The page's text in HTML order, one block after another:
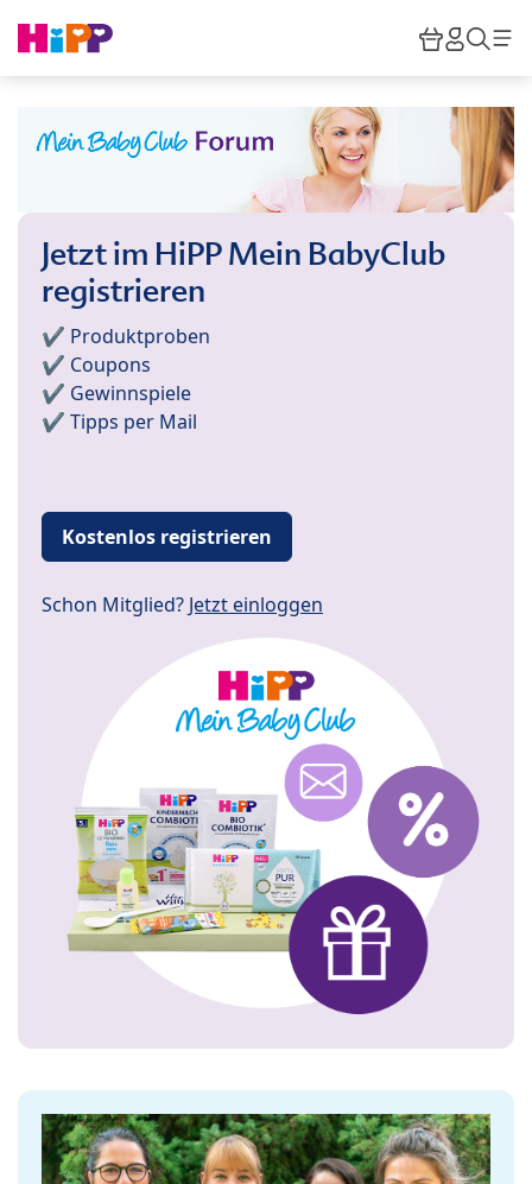
HiPP
Jetzt im HiPP Mein BabyClub
registrieren
✔️ Produktproben
✔️ Coupons
✔️ Gewinnspiele
✔️ Tipps per Mail
Kostenlos registrieren
Schon Mitglied? Jetzt einloggen